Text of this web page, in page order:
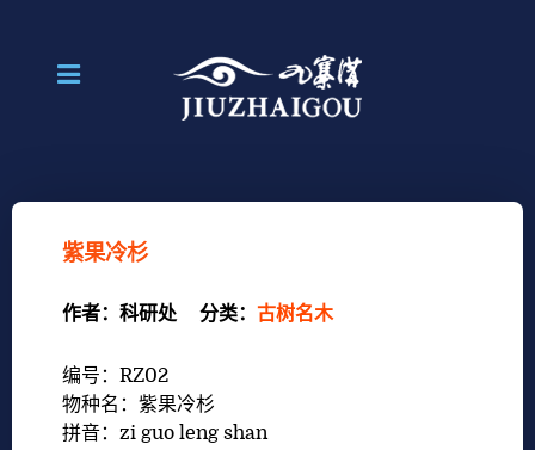
紫果冷杉
作者： 科研处 分类： 古树名木
编号：RZ02
物种名：紫果冷杉
拼音：zi guo leng shan